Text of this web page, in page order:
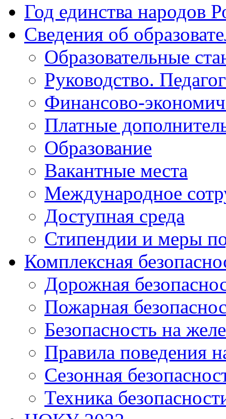
Год единства народов
Сведения об
Образовательные
Руководство.
Финансово-
Платные
Образование
Вакантные места
Международное
Доступная среда
Стипендии и меры
Комплексная
Дорожная
Пожарная
Безопасность на
Правила поведения
Сезонная
Техника